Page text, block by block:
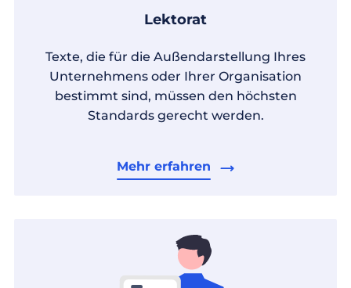
Lektorat
Texte, die für die Außendarstellung Ihres
Unternehmens oder Ihrer Organisation
bestimmt sind, müssen den höchsten
Standards gerecht werden.
Mehr erfahren